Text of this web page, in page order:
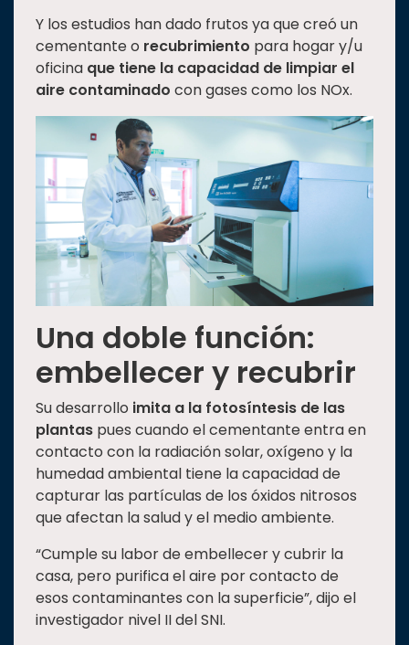
Y los estudios han dado frutos ya que creó un
cementante o recubrimiento para hogar y/u
oficina que tiene la capacidad de limpiar el
aire contaminado con gases como los NOx.
Una doble función:
embellecer y recubrir
Su desarrollo imita a la fotosíntesis de las
plantas pues cuando el cementante entra en
contacto con la radiación solar, oxígeno y la
humedad ambiental tiene la capacidad de
capturar las partículas de los óxidos nitrosos
que afectan la salud y el medio ambiente.
“Cumple su labor de embellecer y cubrir la
casa, pero purifica el aire por contacto de
esos contaminantes con la superficie”, dijo el
investigador nivel II del SNI.